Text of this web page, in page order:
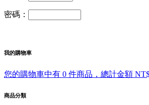
密碼：
我的購物車
您的購物車中有 0 件商品，總計金額
商品分類